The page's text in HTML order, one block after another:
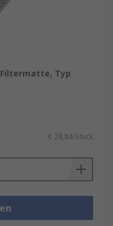
Filtermatte, Typ
€ 28,84/Stück